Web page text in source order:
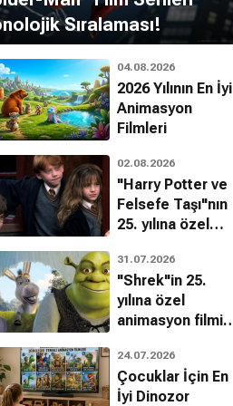
Beyer
Josef Berousek
Sıralaması!
04.08.2026
2026 Yılının En İyi
Animasyon
Filmleri
02.08.2026
"Harry Potter ve
Felsefe Taşı"nın
25. yılına özel
bilinmeyenleri!
31.07.2026
"Shrek"in 25.
yılına özel
animasyon filmin
24.07.2026
Çocuklar İçin En
İyi Dinozor